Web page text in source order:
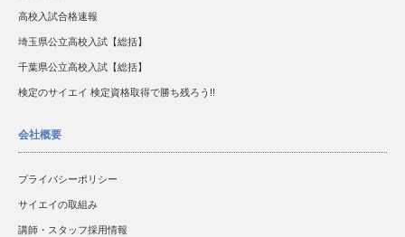
高校入試合格速報
埼玉県公立高校入試【総括】
千葉県公立高校入試【総括】
検定のサイエイ 検定資格取得で勝ち残ろう!!
会社概要
プライバシーポリシー
サイエイの取組み
講師・スタッフ採用情報